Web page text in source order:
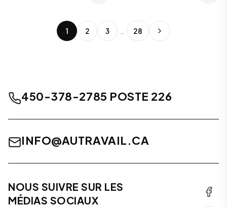
1 2 3 28
450-378-2785 POSTE 226
INFO@AUTRAVAIL.CA
NOUS SUIVRE SUR LES
MÉDIAS SOCIAUX